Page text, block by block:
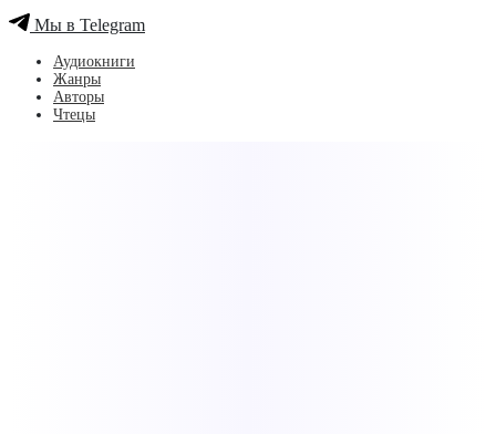
Мы в Telegram
Аудиокниги
Жанры
Авторы
Чтецы